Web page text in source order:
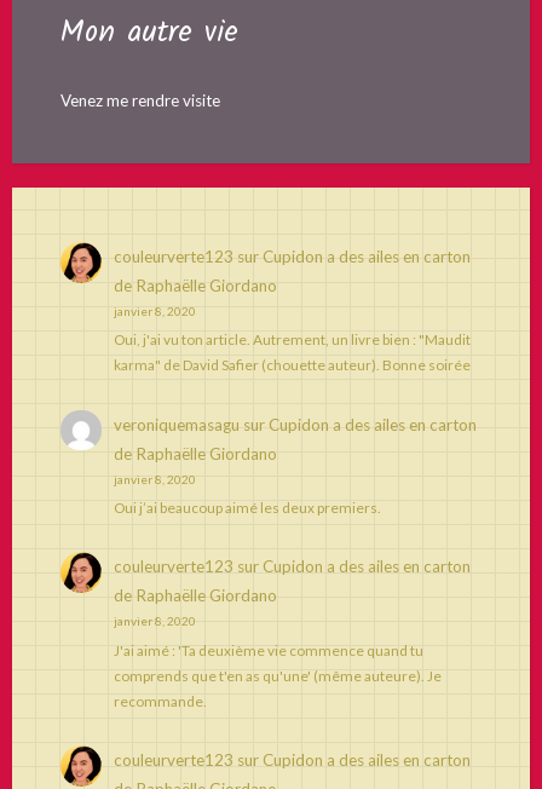
Mon autre vie
Venez me rendre visite
couleurverte123 sur Cupidon a des ailes en carton
de Raphaëlle Giordano
janvier 8, 2020
Oui, j'ai vu ton article. Autrement, un livre bien : "Maudit
karma" de David Safier (chouette auteur). Bonne soirée
veroniquemasagu sur Cupidon a des ailes en carton
de Raphaëlle Giordano
janvier 8, 2020
Oui j’ai beaucoup aimé les deux premiers.
couleurverte123 sur Cupidon a des ailes en carton
de Raphaëlle Giordano
janvier 8, 2020
J'ai aimé : 'Ta deuxième vie commence quand tu
comprends que t'en as qu'une' (même auteure). Je
recommande.
couleurverte123 sur Cupidon a des ailes en carton